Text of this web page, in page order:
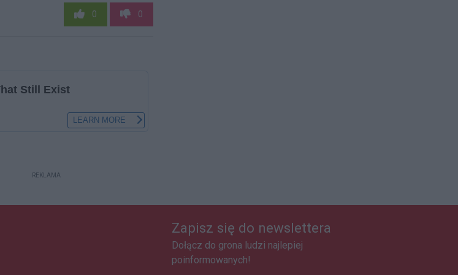
0 0
REKLAMA
Zapisz się do newslettera
Dołącz do grona ludzi najlepiej
poinformowanych!